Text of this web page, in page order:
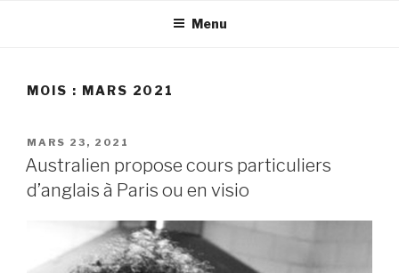
Menu
MOIS : MARS 2021
PUBLIÉ
LE
MARS 23, 2021
Australien propose cours particuliers
d’anglais à Paris ou en visio